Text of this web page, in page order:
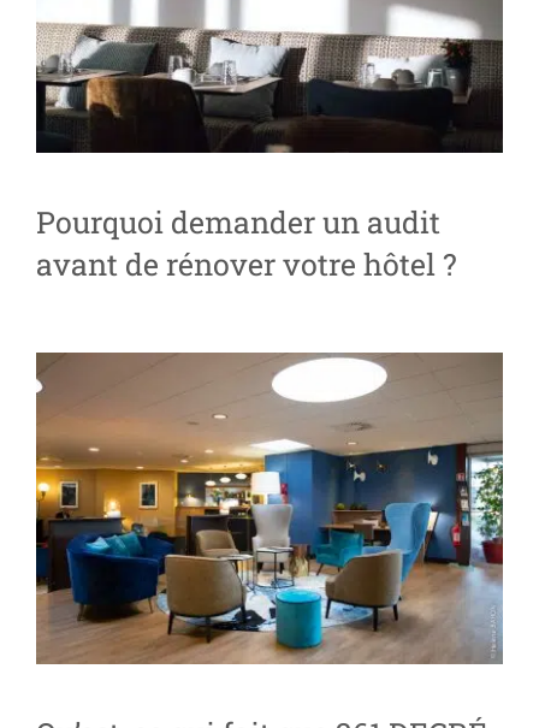
Livres blancs
Pourquoi demander un audit
avant de rénover votre hôtel ?